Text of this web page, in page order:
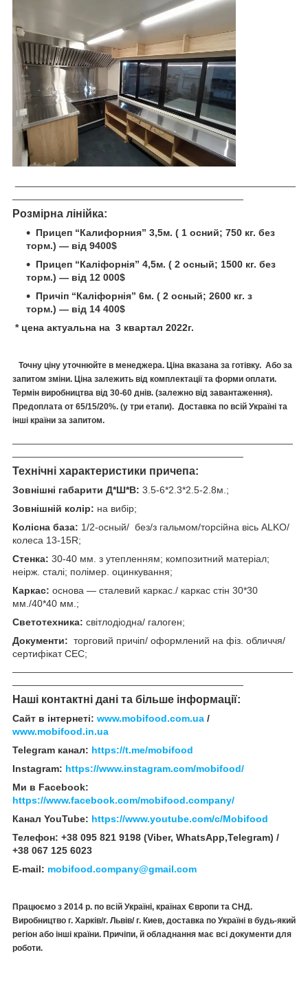
Розмірна лінійка:
Прицеп “Калифорния” 3,5м. ( 1 осний; 750 кг. без
торм.) — від 9400$
Прицеп “Каліфорнія” 4,5м. ( 2 осный; 1500 кг. без
торм.) — від 12 000$
Причіп “Каліфорнія” 6м. ( 2 осный; 2600 кг. з
торм.) — від 14 400$
* цена актуальна на 3 квартал 2022г.
Точну ціну уточнюйте в менеджера. Ціна вказана за готівку. Або за
запитом зміни. Ціна залежить від комплектації та форми оплати.
Термін виробництва від 30-60 днів. (залежно від завантаження).
Предоплата от 65/15/20%. (у три етапи). Доставка по всій Україні та
інші країни за запитом.
Технічні характеристики причепа:
Зовнішні габарити Д*Ш*В: 3.5-6*2.3*2.5-2.8м.;
Зовнішній колір: на вибір;
Колісна база: 1/2-осный/ без/з гальмом/торсійна вісь ALKO/
колеса 13-15R;
Стенка: 30-40 мм. з утепленням; композитний матеріал;
неірж. сталі; полімер. оцинкування;
Каркас: основа — сталевий каркас./ каркас стін 30*30
мм./40*40 мм.;
Светотехника: світлодіодна/ галоген;
Документи: торговий причіп/ оформлений на фіз. обличчя/
сертифікат СЕС;
Наші контактні дані та більше інформації:
Сайт в інтернеті: www.mobifood.com.ua /
www.mobifood.in.ua
Telegram канал: https://t.me/mobifood
Instagram: https://www.instagram.com/mobifood/
Ми в Facebook:
https://www.facebook.com/mobifood.company/
Канал YouTube: https://www.youtube.com/c/Mobifood
Телефон: +38 095 821 9198 (Viber, WhatsApp,Telegram) /
+38 067 125 6023
E-mail: mobifood.company@gmail.com
Працюємо з 2014 р. по всій Україні, країнах Європи та СНД.
Виробництво г. Харків/г. Львів/г. Киев, доставка по Україні в будь-який
регіон або інші країни. Причіпи, й обладнання має всі документи для
роботи.